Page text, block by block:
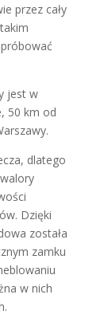
przez cały
jest w
50 km od
dlatego
Dzięki
została
zamku
w nich